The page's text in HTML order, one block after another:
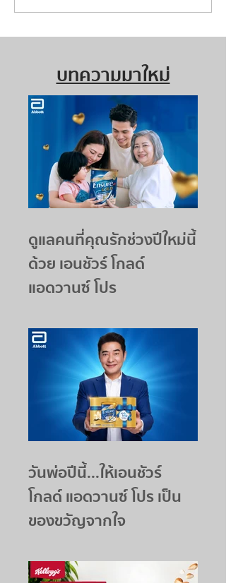
บทความมาใหม่
ดูแลคนที่คุณรักช่วงปีใหม่นี้
ด้วย เอนชัวร์ โกลด์
แอดวานซ์ โปร
วันพ่อปีนี้...ให้เอนชัวร์
โกลด์ แอดวานซ์ โปร เป็น
ของขวัญจากใจ